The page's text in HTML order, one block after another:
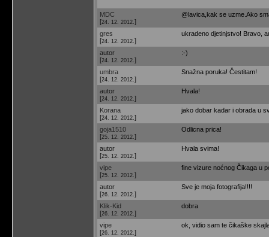
MDC
[24. 12. 2012. ]
@lavica,kak se uzme.Ako
gres
[24. 12. 2012. ]
ukradeno djetinjstvo! Bravo,
autor
[24. 12. 2012. ]
:-)
umbra
[24. 12. 2012. ]
Snažna poruka! Čestitam!
autor
[24. 12. 2012. ]
Hvala!
Korana
[24. 12. 2012. ]
jako dobar kadar i obrada u
goja1510
[25. 12. 2012. ]
Odlicna prica!
autor
[25. 12. 2012. ]
Hvala svima!
vipe
[25. 12. 2012. ]
fine vizure noćnog Čikaga u
autor
[26. 12. 2012. ]
Sve je moja fotografija!!!!
Klik-Kid
[26. 12. 2012. ]
dobra
vipe
[26. 12. 2012. ]
ok, vidio sam te čikaške